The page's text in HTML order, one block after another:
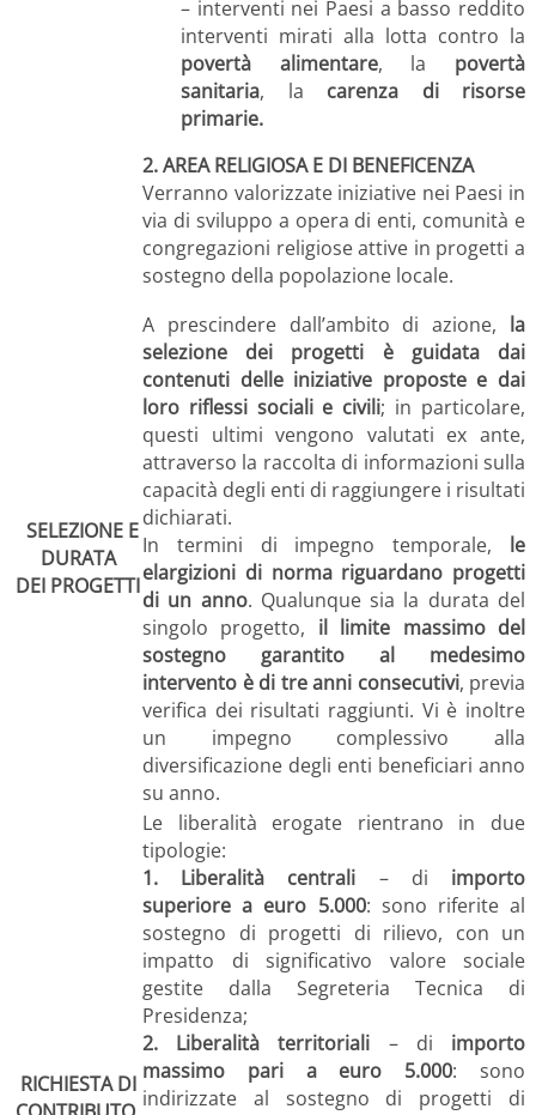
– interventi nei Paesi a basso reddito
interventi mirati alla lotta contro la
povertà alimentare, la povertà
sanitaria, la carenza di risorse
primarie.
2.AREA RELIGIOSA E DI BENEFICENZA
Verranno valorizzate iniziative nei Paesi in
via di sviluppo a opera di enti, comunità e
congregazioni religiose attive in progetti a
sostegno della popolazione locale.
SELEZIONE E
DURATA
DEI PROGETTI
A prescindere dall’ambito di azione, la
selezione dei progetti è guidata dai
contenuti delle iniziative proposte e dai
loro riflessi sociali e civili; in particolare,
questi ultimi vengono valutati ex ante,
attraverso la raccolta di informazioni sulla
capacità degli enti di raggiungere i risultati
dichiarati.
In termini di impegno temporale, le
elargizioni di norma riguardano progetti
di un anno. Qualunque sia la durata del
singolo progetto, il limite massimo del
sostegno garantito al medesimo
intervento è di tre anni consecutivi, previa
verifica dei risultati raggiunti. Vi è inoltre
un impegno complessivo alla
diversificazione degli enti beneficiari anno
su anno.
RICHIESTA DI
Le liberalità erogate rientrano in due
tipologie:
1. Liberalità centrali – di importo
superiore a euro 5.000: sono riferite al
sostegno di progetti di rilievo, con un
impatto di significativo valore sociale
gestite dalla Segreteria Tecnica di
Presidenza;
2. Liberalità territoriali – di importo
massimo pari a euro 5.000: sono
indirizzate al sostegno di progetti di